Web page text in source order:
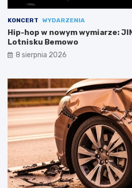
KONCERT WYDARZENIA
Hip-hop w nowym wymiarze:
Lotnisku Bemowo
8 sierpnia 2026